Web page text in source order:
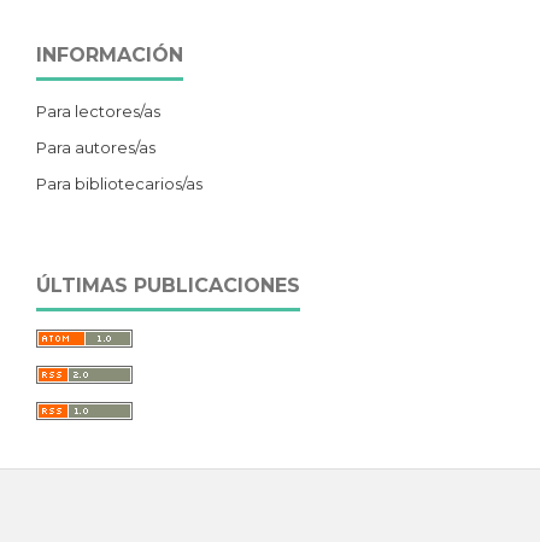
INFORMACIÓN
Para lectores/as
Para autores/as
Para bibliotecarios/as
ÚLTIMAS PUBLICACIONES